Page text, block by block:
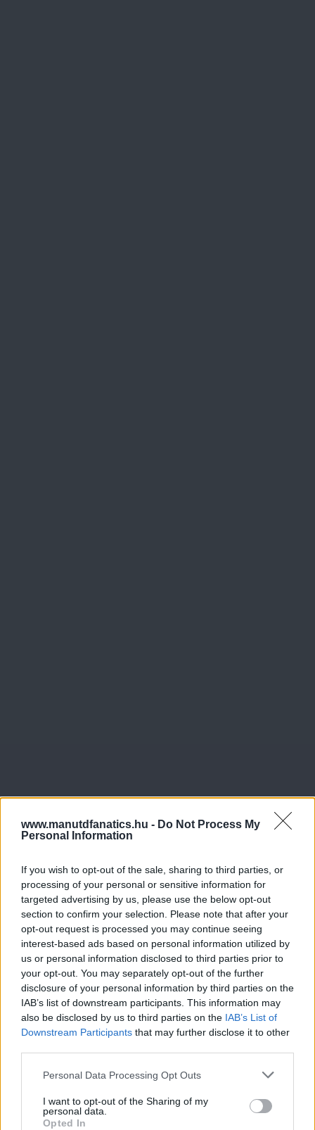
www.manutdfanatics.hu - Do Not Process My
Personal Information
If you wish to opt-out of the sale, sharing to third parties, or
processing of your personal or sensitive information for
targeted advertising by us, please use the below opt-out
section to confirm your selection. Please note that after your
opt-out request is processed you may continue seeing
interest-based ads based on personal information utilized by
us or personal information disclosed to third parties prior to
your opt-out. You may separately opt-out of the further
disclosure of your personal information by third parties on the
IAB’s list of downstream participants. This information may
also be disclosed by us to third parties on the IAB’s List of
Downstream Participants that may further disclose it to other
Please note that this website/app uses one or more Google
not limited to your visit or usage behaviour. You may click to
grant or deny consent to Google and its third-party tags to
Personal Data Processing Opt Outs
I want to opt-out of the Sharing of my
personal data.
Opted In